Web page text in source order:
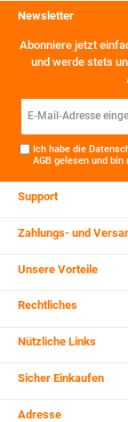
Newsletter
Abonniere jetzt
und werde stets
Ich habe die
AGB gelesen und bin
Support
Zahlungs- und
Unsere Vorteile
Rechtliches
Nützliche Links
Sicher Einkaufen
Adresse